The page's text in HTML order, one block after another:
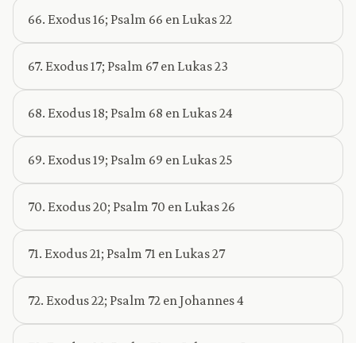
66. Exodus 16; Psalm 66 en Lukas 22
67. Exodus 17; Psalm 67 en Lukas 23
68. Exodus 18; Psalm 68 en Lukas 24
69. Exodus 19; Psalm 69 en Lukas 25
70. Exodus 20; Psalm 70 en Lukas 26
71. Exodus 21; Psalm 71 en Lukas 27
72. Exodus 22; Psalm 72 en Johannes 4